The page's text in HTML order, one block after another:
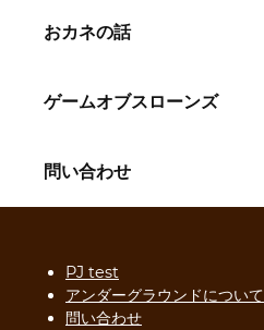
おカネの話
ゲームオブスローンズ
問い合わせ
PJ test
アンダーグラウンドについて
問い合わせ